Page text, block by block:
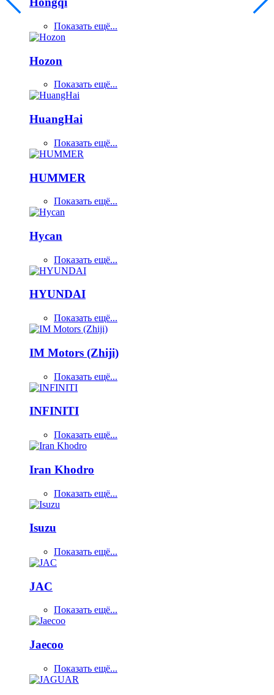
Показать ещё...
Hozon
Показать ещё...
HuangHai
Показать ещё...
HUMMER
Показать ещё...
Hycan
Показать ещё...
HYUNDAI
Показать ещё...
IM Motors (Zhiji)
Показать ещё...
INFINITI
Показать ещё...
Iran Khodro
Показать ещё...
Isuzu
Показать ещё...
JAC
Показать ещё...
Jaecoo
Показать ещё...